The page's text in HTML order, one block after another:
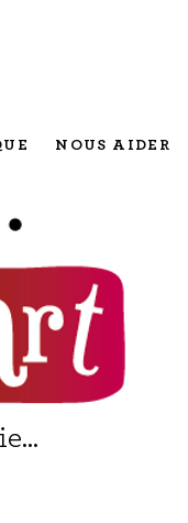
NOUS AIDER